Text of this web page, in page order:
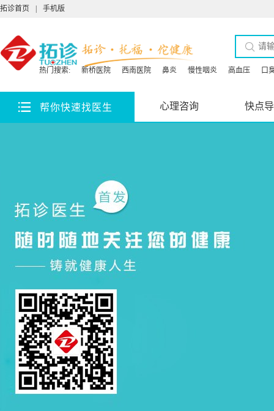
拓诊首页 手机版
热门搜索: 新桥医院 西南医院 鼻炎 慢性咽炎 高血压 口
帮你快速找医生 心理咨询 快点